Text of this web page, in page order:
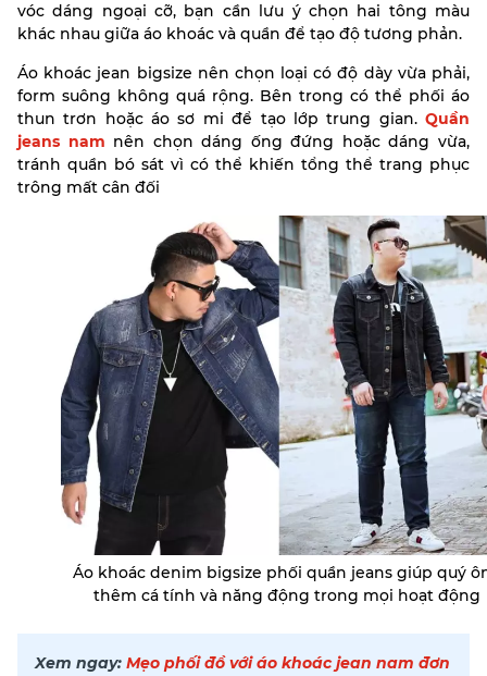
vóc dáng ngoại cỡ, bạn cần lưu ý chọn hai tông màu
khác nhau giữa áo khoác và quần để tạo độ tương phản.
Áo khoác jean bigsize nên chọn loại có độ dày vừa phải,
form suông không quá rộng. Bên trong có thể phối áo
thun trơn hoặc áo sơ mi để tạo lớp trung gian. Quần
jeans nam nên chọn dáng ống đứng hoặc dáng vừa,
tránh quần bó sát vì có thể khiến tổng thể trang phục
trông mất cân đối
Áo khoác denim bigsize phối quần jeans giúp quý
thêm cá tính và năng động trong mọi hoạt động
Xem ngay: Mẹo phối đồ với áo khoác jean nam đơn